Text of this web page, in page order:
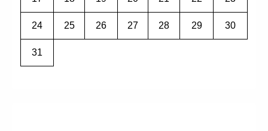
24 25 26 27 28 29 30
31